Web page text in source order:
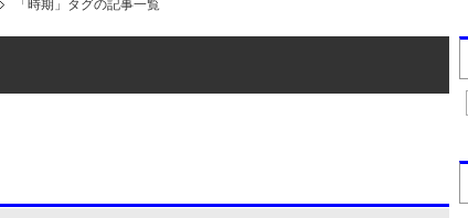
「時期」タグの記事一覧